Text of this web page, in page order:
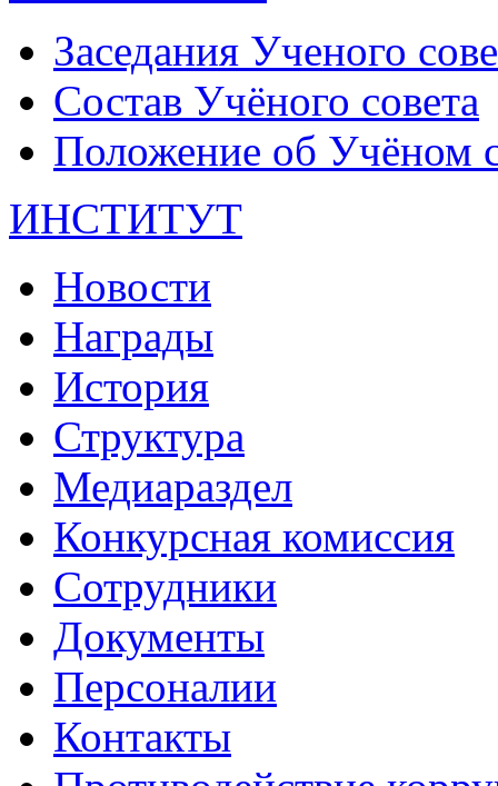
Заседания Ученого
Состав Учёного совета
Положение об Учёном
ИНСТИТУТ
Новости
Награды
История
Структура
Медиараздел
Конкурсная комиссия
Сотрудники
Документы
Персоналии
Контакты